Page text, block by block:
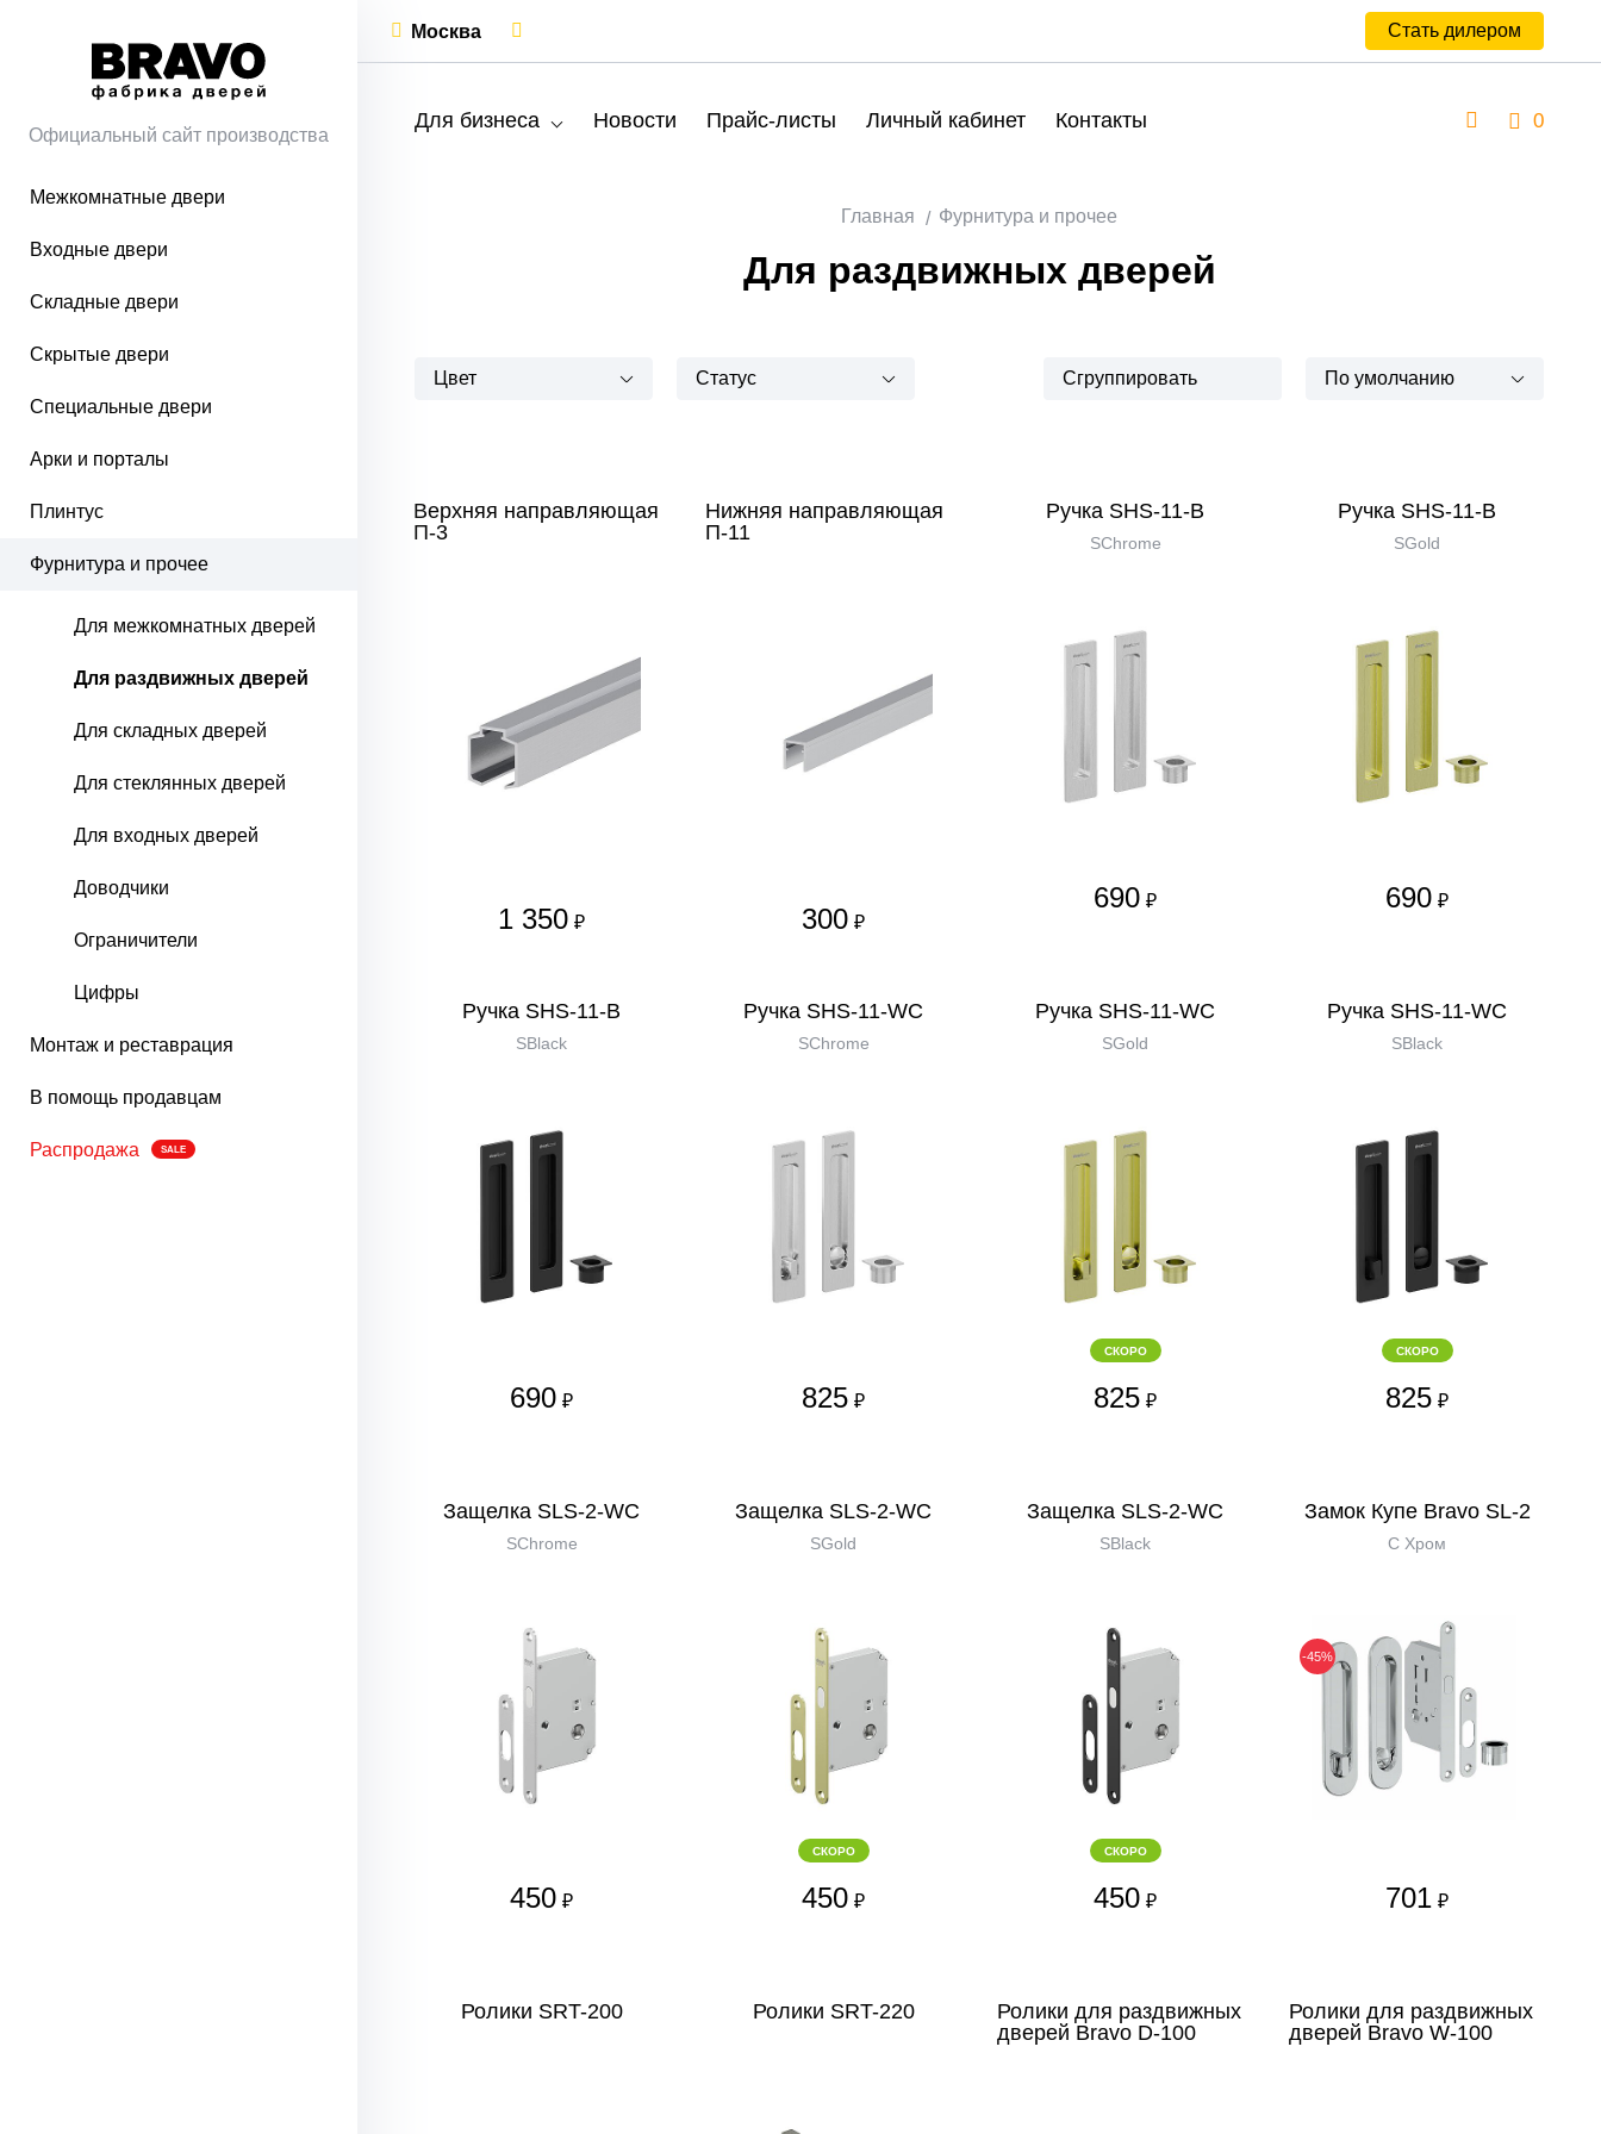
Официальный сайт производства
Межкомнатные двери
Входные двери
Складные двери
Скрытые двери
Специальные двери
Арки и порталы
Плинтус
Фурнитура и прочее
Для межкомнатных дверей
Для раздвижных дверей
Для складных дверей
Для стеклянных дверей
Для входных дверей
Доводчики
Ограничители
Цифры
Монтаж и реставрация
В помощь продавцам
Распродажа SALE
Москва Стать дилером
Для бизнеса Новости Прайс-листы Личный кабинет Контакты 0
Главная Фурнитура и прочее
Для раздвижных дверей
Цвет Статус Сгруппировать По умолчанию
Верхняя направляющая
П-3
1 350 ₽
Нижняя направляющая
П-11
300 ₽
Ручка SHS-11-B
SChrome
690 ₽
Ручка SHS-11-B
SGold
690 ₽
Ручка SHS-11-B
SBlack
690 ₽
Ручка SHS-11-WC
SChrome
825 ₽
Ручка SHS-11-WC
SGold
СКОРО
825 ₽
Ручка SHS-11-WC
SBlack
СКОРО
825 ₽
Защелка SLS-2-WC
SChrome
450 ₽
Защелка SLS-2-WC
SGold
СКОРО
450 ₽
Защелка SLS-2-WC
SBlack
СКОРО
450 ₽
Замок Купе Bravo SL-2
C Хром
-45%
701 ₽
Ролики SRT-200 Ролики SRT-220
Ролики для раздвижных
дверей Bravo D-100
Ролики для раздвижных
дверей Bravo W-100